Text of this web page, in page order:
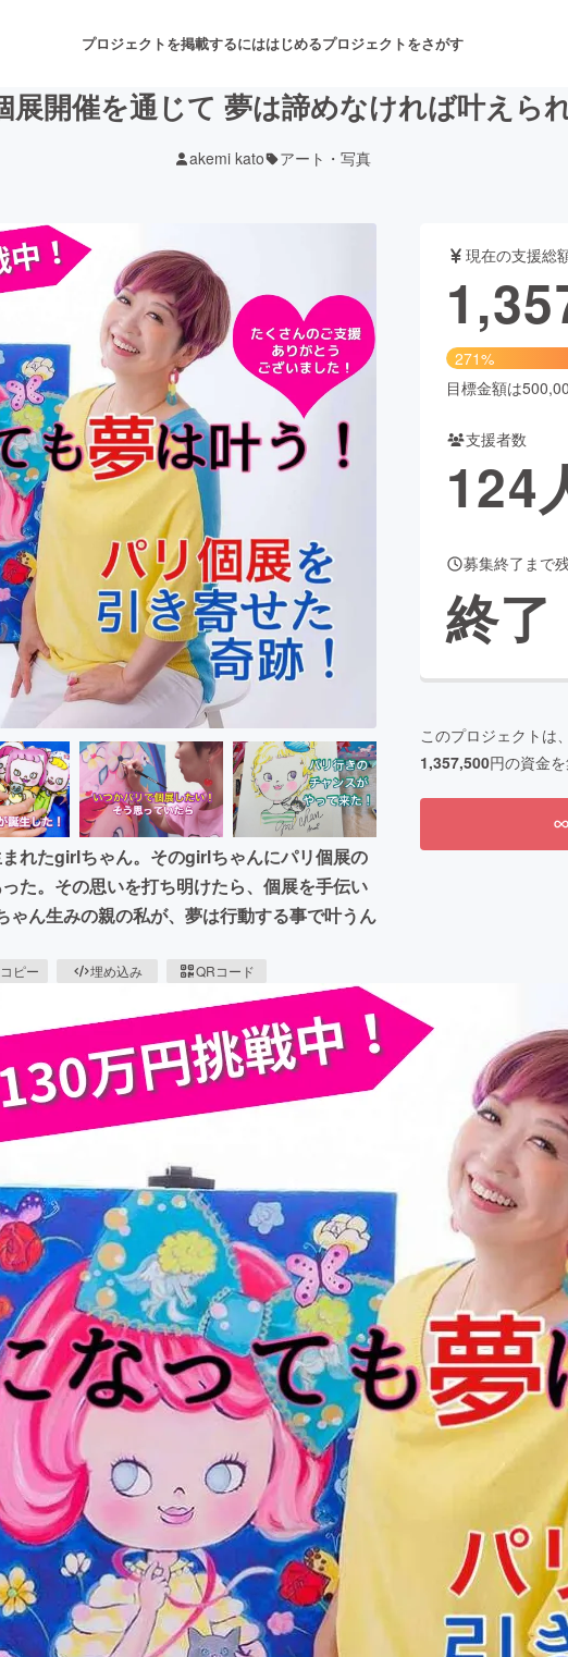
プロジェクトを掲載するにははじめるプロジェクトをさがす
音楽 舞台・パフォーマンス
ゲーム・サービス開発 フード・飲食店
書籍・雑誌出版 アニメ・漫画
チャレンジ ビューティー・ヘルスケア
CAMPFIRE for Social Good CAMPFIRE Creation
CAMPFIREふるさと納税machi-ya
開催を通じて 夢は諦めなければ叶えら
akemi kato アート・写真
れたgirlちゃん。そのgirlちゃんにパリ個展の
た。その思いを打ち明けたら、個展を手伝い
ん生みの親の私が、夢は行動する事で叶うん
ピー 埋め込み QRコード
現在の支援総
271%
目標金額は
支援者数
124
募集終了まで
終了
このプロジェクトは、
1,357,500円の資金を